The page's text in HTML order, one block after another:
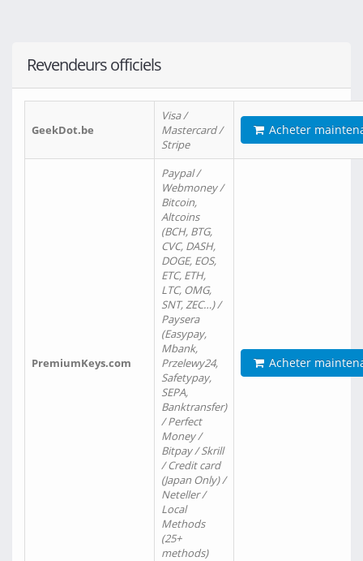
Revendeurs officiels
GeekDot.be
Visa /
Mastercard /
Stripe
Acheter
PremiumKeys.com
Paypal /
Webmoney /
Bitcoin,
Altcoins
(BCH, BTG,
CVC, DASH,
DOGE, EOS,
ETC, ETH,
LTC, OMG,
SNT, ZEC…) /
Paysera
(Easypay,
Mbank,
Przelewy24,
Safetypay,
SEPA,
Banktransfer)
/ Perfect
Money /
Bitpay / Skrill
/ Credit card
(Japan Only) /
Neteller /
Local
Methods
(25+
methods)
Acheter